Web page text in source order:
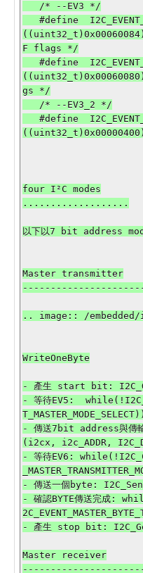
F flags */
gs */
four I²C modes
...................
以下以7 bit address
Master transmitter
.. image:: /
WriteOneByte
- 產生 start bit:
- 等待EV5:
- 傳送7bit address與傳
(i2cx, i2c_ADDR,
- 等待EV6:
- 傳送一個byte:
- 確認BYTE傳送完成:
- 產生 stop bit:
Master receiver